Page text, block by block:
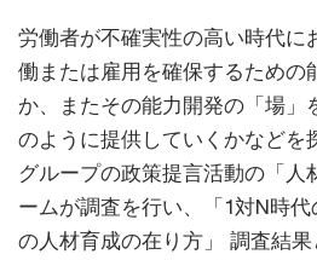
労働者が不確実性の高い時代に
働または雇用を確保するための
か、またその能力開発の「場」
のように提供していくかなどを
グループの政策提言活動の「人
ームが調査を行い、「1対N時
の人材育成の在り方」 調査結果